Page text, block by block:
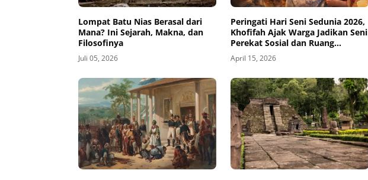
Lompat Batu Nias Berasal dari
Mana? Ini Sejarah, Makna, dan
Filosofinya
Juli 05, 2026
Peringati Hari Seni Sedunia 2026,
Khofifah Ajak Warga Jadikan Seni
Perekat Sosial dan Ruang
Ekspresi
April 15, 2026